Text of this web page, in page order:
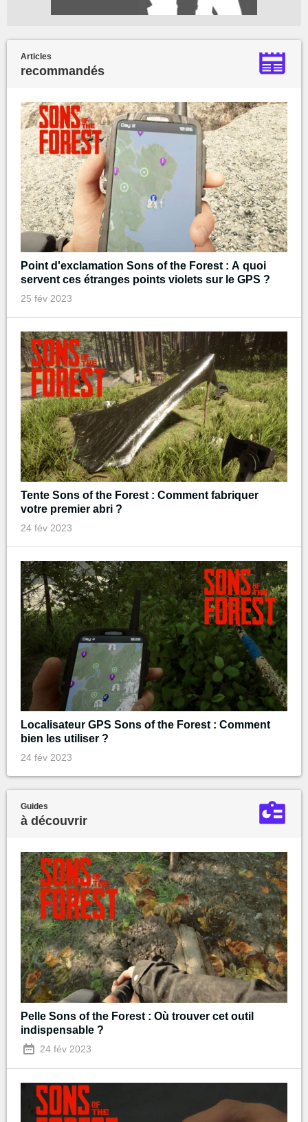
Articles
recommandés
Point d'exclamation Sons of the Forest : A quoi
servent ces étranges points violets sur le GPS ?
25 fév 2023
Tente Sons of the Forest : Comment fabriquer
votre premier abri ?
24 fév 2023
Localisateur GPS Sons of the Forest : Comment
bien les utiliser ?
24 fév 2023
Guides
à découvrir
Pelle Sons of the Forest : Où trouver cet outil
indispensable ?
24 fév 2023